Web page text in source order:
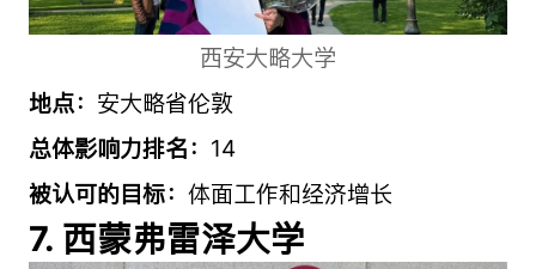
西安大略大学
地点： 安大略省伦敦
总体影响力排名： 14
被认可的目标： 体面工作和经济增长
7. 西蒙弗雷泽大学